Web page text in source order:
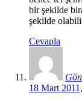
bir şekilde
şekilde
Cevapla
18 Mart